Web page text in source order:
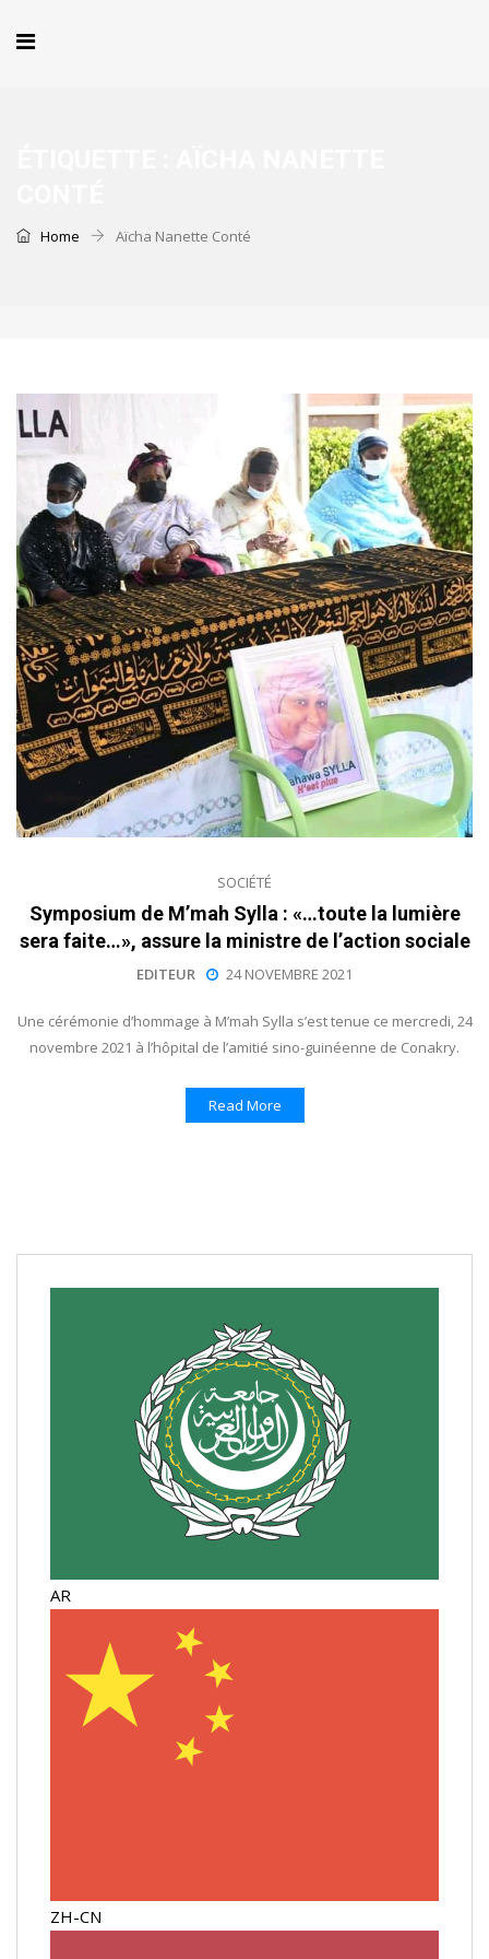
Home Aïcha Nanette Conté
SOCIÉTÉ
Symposium de M’mah Sylla : «…toute la lumière
sera faite…», assure la ministre de l’action sociale
EDITEUR 24 NOVEMBRE 2021
Une cérémonie d’hommage à M’mah Sylla s’est tenue ce mercredi, 24
novembre 2021 à l’hôpital de l’amitié sino-guinéenne de Conakry.
Read More
AR
ZH-CN